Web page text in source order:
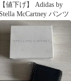
【値下げ】 Adidas by
Stella McCartney パンツ